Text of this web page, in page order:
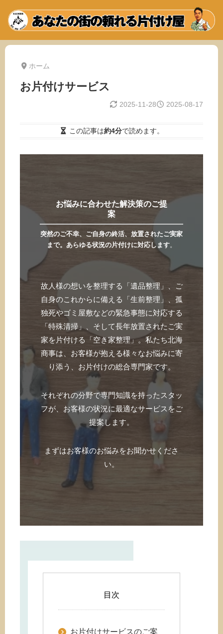
ホーム
お片付けサービス
2025-08-17
2025-11-28
この記事は約4分で読めます。
お悩みに合わせた解決策のご提
案
突然のご不幸、ご自身の終活、放置されたご実家
まで。あらゆる状況の片付けに対応します。
故人様の想いを整理する「遺品整理」、ご
自身のこれからに備える「生前整理」、孤
独死やゴミ屋敷などの緊急事態に対応する
「特殊清掃」、そして長年放置されたご実
家を片付ける「空き家整理」。私たち北海
商事は、お客様が抱える様々なお悩みに寄
り添う、お片付けの総合専門家です。
それぞれの分野で専門知識を持ったスタッ
フが、お客様の状況に最適なサービスをご
提案します。
まずはお客様のお悩みをお聞かせくださ
い。
目次
お片付けサービスのご案